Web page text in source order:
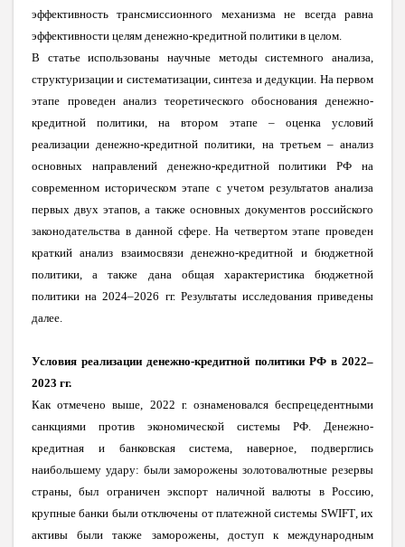
эффективность трансмиссионного механизма не всегда равна
эффективности целям денежно-кредитной политики в целом.
В статье использованы научные методы системного анализа,
структуризации и систематизации, синтеза и дедукции. На первом
этапе проведен анализ теоретического обоснования денежно-
кредитной политики, на втором этапе – оценка условий
реализации денежно-кредитной политики, на третьем – анализ
основных направлений денежно-кредитной политики РФ на
современном историческом этапе с учетом результатов анализа
первых двух этапов, а также основных документов российского
законодательства в данной сфере. На четвертом этапе проведен
краткий анализ взаимосвязи денежно-кредитной и бюджетной
политики, а также дана общая характеристика бюджетной
политики на 2024–2026 гг. Результаты исследования приведены
далее.
Условия реализации денежно-кредитной политики РФ в 2022–
2023 гг.
Как отмечено выше, 2022 г. ознаменовался беспрецедентными
санкциями против экономической системы РФ. Денежно-
кредитная и банковская система, наверное, подверглись
наибольшему удару: были заморожены золотовалютные резервы
страны, был ограничен экспорт наличной валюты в Россию,
крупные банки были отключены от платежной системы SWIFT, их
активы были также заморожены, доступ к международным